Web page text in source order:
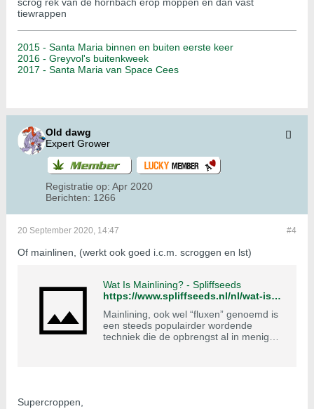
tiewrappen
2015 - Santa Maria binnen en buiten eerste keer
2016 - Greyvol's buitenkweek
2017 - Santa Maria van Space Cees
Old dawg
Expert Grower
Registratie op: Apr 2020
Berichten: 1266
#4
20 September 2020, 14:47
Of mainlinen, (werkt ook goed i.c.m. scroggen en lst)
Wat Is Mainlining? - Spliffseeds
https://www.spliffseeds.nl/nl/wat-is-mainlining/
Mainlining, ook wel “fluxen” genoemd is
een steeds populairder wordende
techniek die de opbrengst al in menige
Supercroppen,